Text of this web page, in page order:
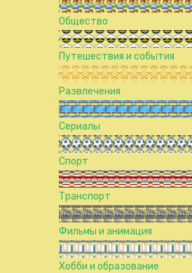
Общество
Путешествия и события
Развлечения
Сериалы
Спорт
Транспорт
Фильмы и анимация
Хобби и образование